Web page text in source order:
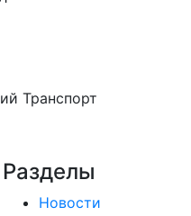
Транспорт
Разделы
Новости